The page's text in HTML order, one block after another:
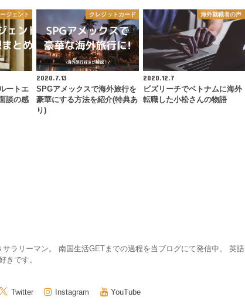
ジェント
ートエ
談の感
クレジットカード
2020.7.13
SPGアメックスで海外旅行を
豪華にする方法を紹介(特典あ
り)
海外就職者の声
2020.12.7
ビズリーチでベトナムに海外
転職した小松さんの物語
ラリーマン。 南国生活GETまでの過程を当ブログにて発信中。 英語
きです。
Twitter Instagram YouTube